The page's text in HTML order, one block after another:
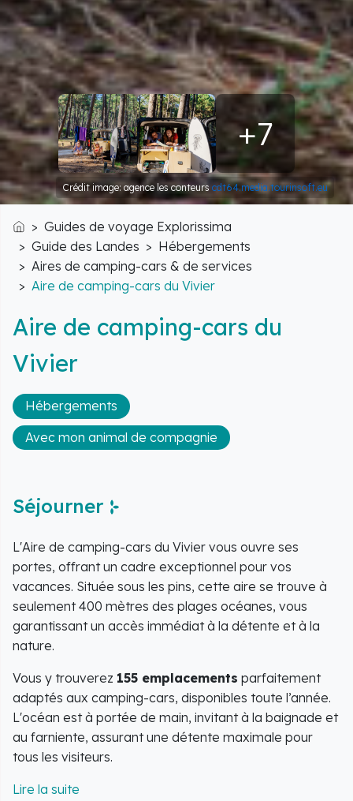
+7
Crédit image: agence les conteurs cdt64.media.tourinsoft.eu
Accueil
Guides de voyage Explorissima
Guide des Landes
Hébergements
Aires de camping-cars & de services
Aire de camping-cars du Vivier
Aire de camping-cars du
Vivier
Hébergements
Avec mon animal de compagnie
Séjourner
L'Aire de camping-cars du Vivier vous ouvre ses
portes, offrant un cadre exceptionnel pour vos
vacances. Située sous les pins, cette aire se trouve à
seulement 400 mètres des plages océanes, vous
garantissant un accès immédiat à la détente et à la
nature.
Vous y trouverez 155 emplacements parfaitement
adaptés aux camping-cars, disponibles toute l’année.
L'océan est à portée de main, invitant à la baignade et
au farniente, assurant une détente maximale pour
tous les visiteurs.
La sécurité est une priorité : en saison estivale, la plage